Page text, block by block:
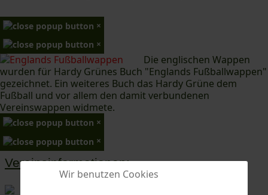
Wir benutzen Cookies
×
×
Die englischen Wappen
wurden für Hardy Grünes Buch "Englands Fußballwappen"
gezeichnet. Ein weiteres Buch das Hardy Grüne dem
Fußball und vor allem den damit verbundenen
Vereinswappen widmete.
×
×
Vereinsinformationen: